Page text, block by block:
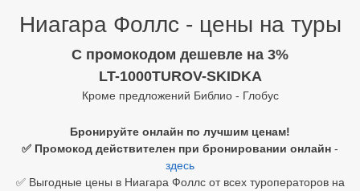
Ниагара Фоллс - цены на туры
C промокодом дешевле на 3%
LT-1000TUROV-SKIDKA
Кроме предложений Библио - Глобус
Бронируйте онлайн по лучшим ценам!
✅ Промокод действителен при бронировании онлайн -
здесь
✅ Выгодные цены в Ниагара Фоллс от всех туроператоров на
Подборки отелей